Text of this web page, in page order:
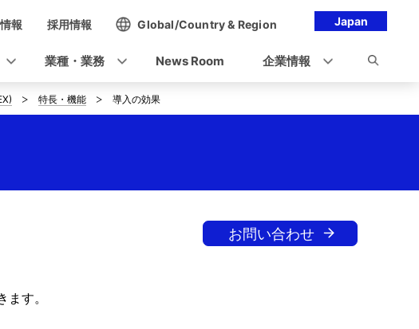
Japan
報 採用情報 Global/Country & Region
業種・業務 News Room 企業情報
特長・機能 導入の効果
お問い合わせ
す。